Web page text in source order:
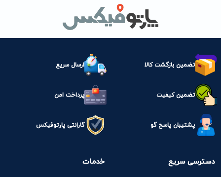
تضمین بازگشت کالا ارسال سریع
تضمین کیفیت پرداخت امن
پشتیبان پاسخ گو گارانتی پارتوفیکس
دسترسی سریع خدمات